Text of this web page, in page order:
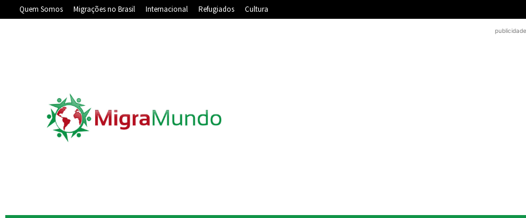
Quem Somos Migrações no Brasil Internacional Refugiados Cultura